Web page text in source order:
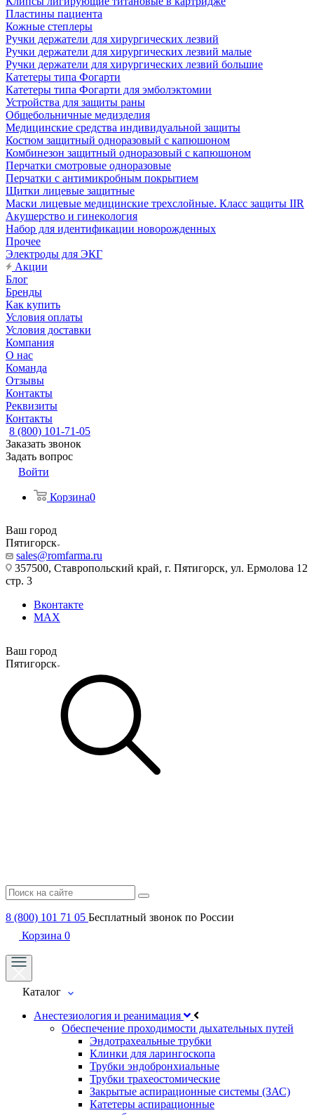
Пластины пациента
Кожные степлеры
Ручки держатели для хирургических лезвий
Ручки держатели для хирургических лезвий малые
Ручки держатели для хирургических лезвий большие
Катетеры типа Фогарти
Катетеры типа Фогарти для эмболэктомии
Устройства для защиты раны
Общебольничные медизделия
Медицинские средства индивидуальной защиты
Костюм защитный одноразовый с капюшоном
Комбинезон защитный одноразовый с капюшоном
Перчатки смотровые одноразовые
Перчатки с антимикробным покрытием
Щитки лицевые защитные
Маски лицевые медицинские трехслойные. Класс защиты IIR
Акушерство и гинекология
Набор для идентификации новорожденных
Прочее
Электроды для ЭКГ
Акции
Блог
Бренды
Как купить
Условия оплаты
Условия доставки
Компания
О нас
Команда
Отзывы
Контакты
Реквизиты
Контакты
8 (800) 101-71-05
Заказать звонок
Задать вопрос
Войти
Корзина0
Ваш город
Пятигорск
sales@romfarma.ru
357500, Ставропольский край, г. Пятигорск, ул. Ермолова 12
стр. 3
Вконтакте
MAX
Ваш город
Пятигорск
8 (800) 101 71 05 Бесплатный звонок по России
Корзина 0
Каталог
Анестезиология и реанимация
Обеспечение проходимости дыхательных путей
Эндотрахеальные трубки
Клинки для ларингоскопа
Трубки эндобронхиальные
Трубки трахеостомические
Закрытые аспирационные системы (ЗАС)
Катетеры аспирационные